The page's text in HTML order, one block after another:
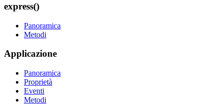
express()
Panoramica
Metodi
Applicazione
Panoramica
Proprietà
Eventi
Metodi